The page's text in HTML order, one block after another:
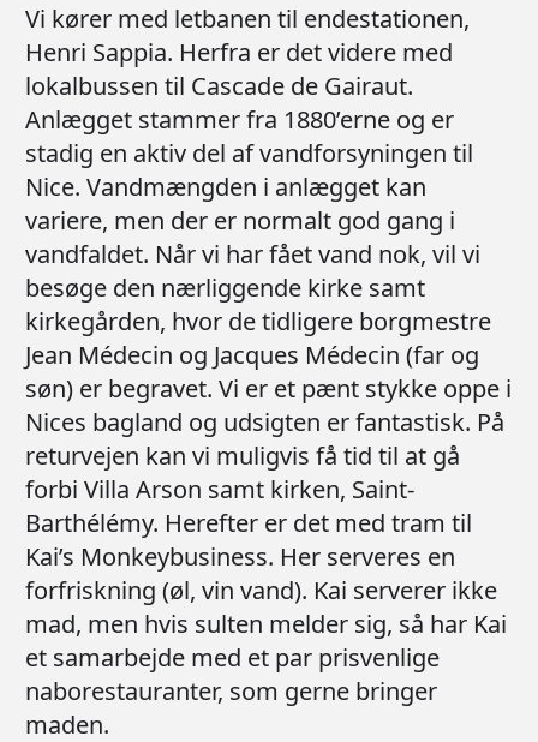
Vi kører med letbanen til endestationen,
Henri Sappia. Herfra er det videre med
lokalbussen til Cascade de Gairaut.
Anlægget stammer fra 1880’erne og er
stadig en aktiv del af vandforsyningen til
Nice. Vandmængden i anlægget kan
variere, men der er normalt god gang i
vandfaldet. Når vi har fået vand nok, vil vi
besøge den nærliggende kirke samt
kirkegården, hvor de tidligere borgmestre
Jean Médecin og Jacques Médecin (far og
søn) er begravet. Vi er et pænt stykke oppe i
Nices bagland og udsigten er fantastisk. På
returvejen kan vi muligvis få tid til at gå
forbi Villa Arson samt kirken, Saint-
Barthélémy. Herefter er det med tram til
Kai’s Monkeybusiness. Her serveres en
forfriskning (øl, vin vand). Kai serverer ikke
mad, men hvis sulten melder sig, så har Kai
et samarbejde med et par prisvenlige
naborestauranter, som gerne bringer
maden.